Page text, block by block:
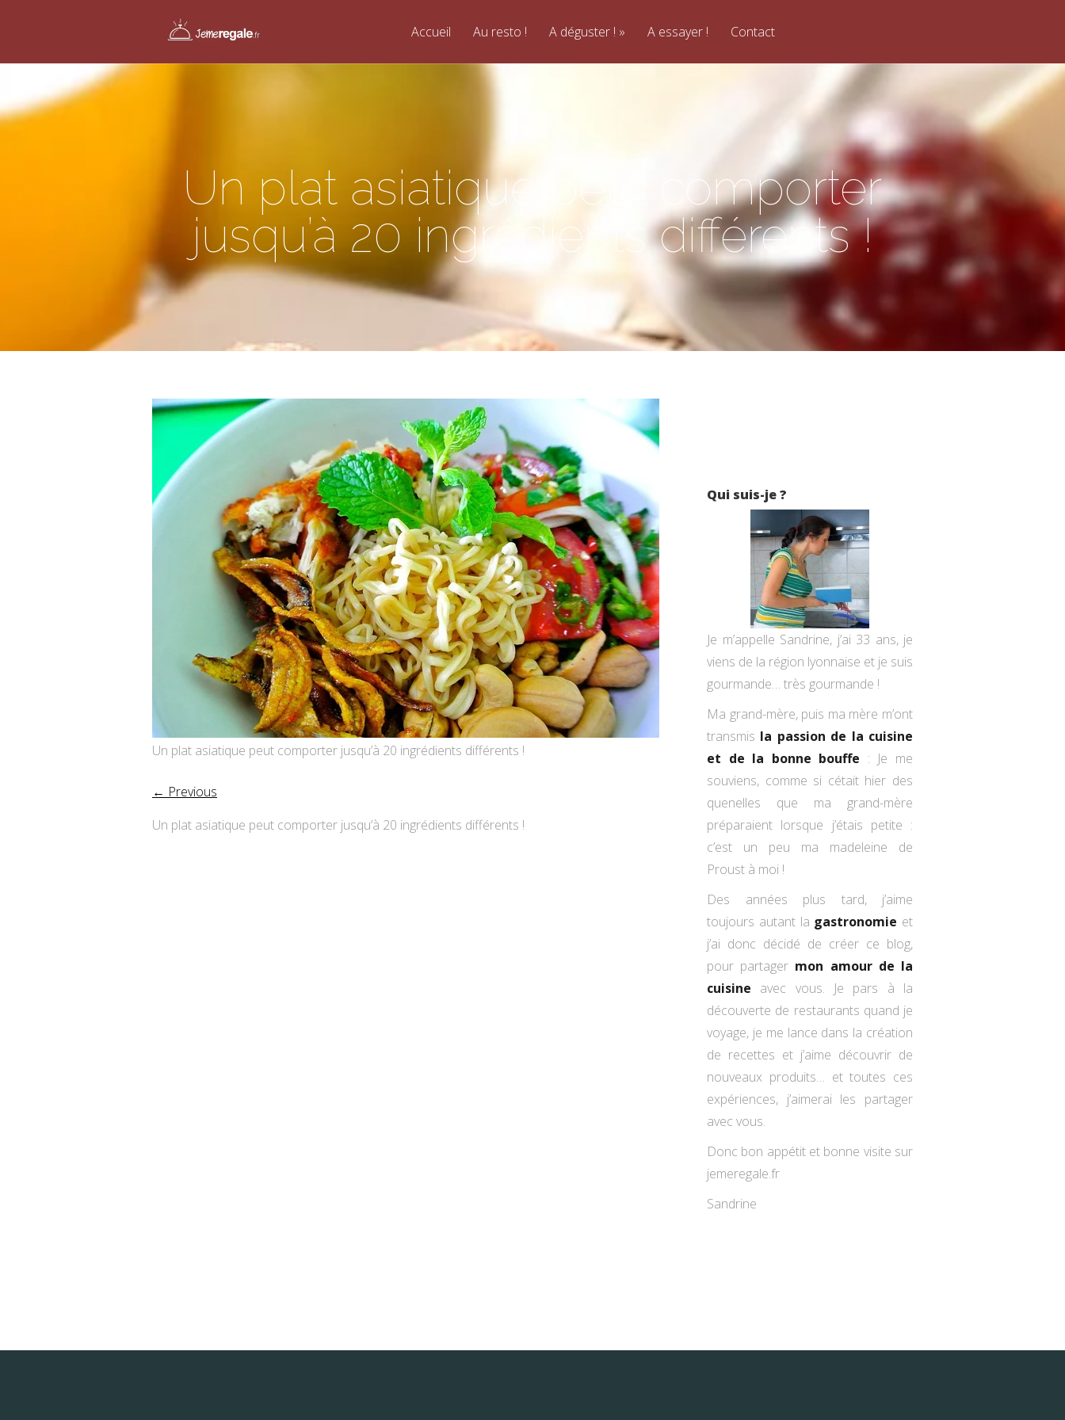
Accueil Au resto ! A déguster ! A essayer ! Contact
Un plat asiatique peut comporter
jusqu’à 20 ingrédients différents !
Un plat asiatique peut comporter jusqu’à 20 ingrédients différents !
← Previous
Un plat asiatique peut comporter jusqu’à 20 ingrédients différents !
Qui suis-je ?
Je m’appelle Sandrine, j’ai 33 ans, je
viens de la région lyonnaise et je suis
gourmande… très gourmande !
Ma grand-mère, puis ma mère m’ont
transmis la passion de la cuisine
et de la bonne bouffe : Je me
souviens, comme si cétait hier des
quenelles que ma grand-mère
préparaient lorsque j’étais petite :
c’est un peu ma madeleine de
Proust à moi !
Des années plus tard, j’aime
toujours autant la gastronomie et
j’ai donc décidé de créer ce blog,
pour partager mon amour de la
cuisine avec vous. Je pars à la
découverte de restaurants quand je
voyage, je me lance dans la création
de recettes et j’aime découvrir de
nouveaux produits… et toutes ces
expériences, j’aimerai les partager
avec vous.
Donc bon appétit et bonne visite sur
jemeregale.fr
Sandrine